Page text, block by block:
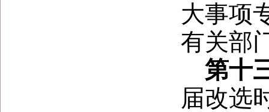
大事项
有关部
第十
届改选